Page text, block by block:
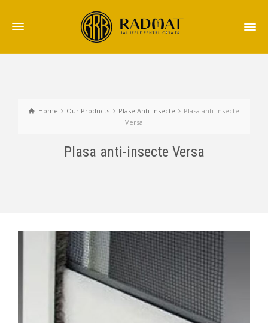
Home Our Products Plase Anti-Insecte
Plasa anti-insecte
Versa
Plasa anti-insecte Versa